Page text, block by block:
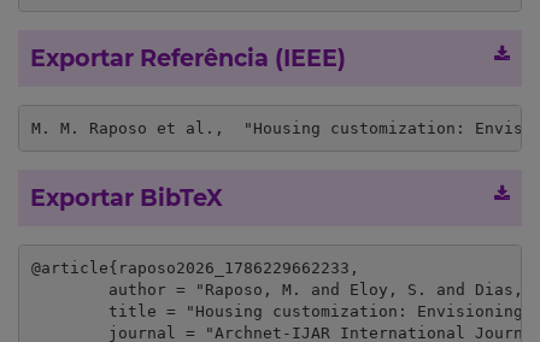
Exportar Referência (IEEE)
M. M. Raposo et al.,  "Housing customization:
Exportar BibTeX
@article{raposo2026_1786229662233,